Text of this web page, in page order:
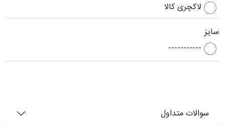
لاکچری کالا
سایز
-----------
سوالات متداول